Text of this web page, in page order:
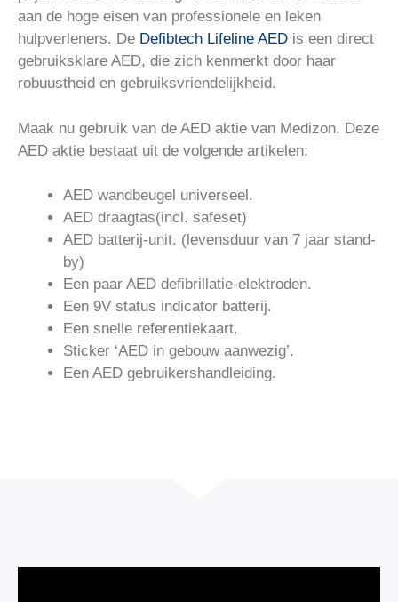
aan de hoge eisen van professionele en leken
hulpverleners. De Defibtech Lifeline AED is een direct
gebruiksklare AED, die zich kenmerkt door haar
robuustheid en gebruiksvriendelijkheid.
Maak nu gebruik van de AED aktie van Medizon. Deze
AED aktie bestaat uit de volgende artikelen:
AED wandbeugel universeel.
AED draagtas(incl. safeset)
AED batterij-unit. (levensduur van 7 jaar stand-
by)
Een paar AED defibrillatie-elektroden.
Een 9V status indicator batterij.
Een snelle referentiekaart.
Sticker ‘AED in gebouw aanwezig’.
Een AED gebruikershandleiding.